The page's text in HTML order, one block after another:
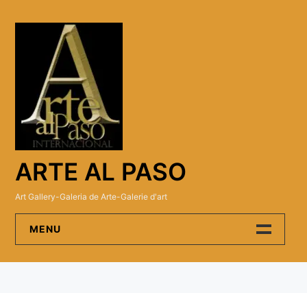
ARTE AL PASO
Art Gallery-Galeria de Arte-Galerie d'art
MENU